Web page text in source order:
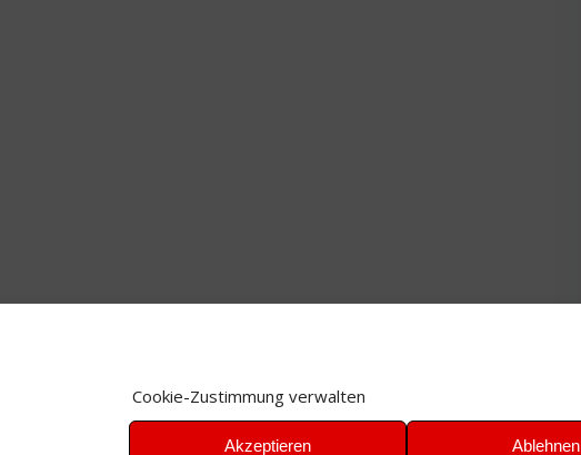
Cookie-Zustimmung verwalten
Akzeptieren Ablehnen